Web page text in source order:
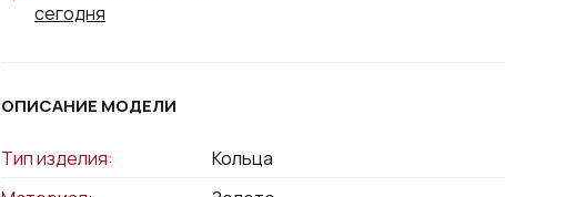
сегодня
ОПИСАНИЕ МОДЕЛИ
Тип изделия:
Кольца